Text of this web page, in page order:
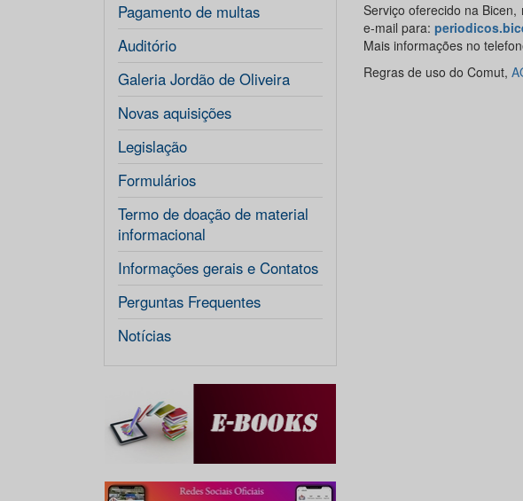
Pagamento de multas
Auditório
Galeria Jordão de Oliveira
Novas aquisições
Legislação
Formulários
Termo de doação de material
informacional
Informações gerais e Contatos
Perguntas Frequentes
Notícias
Serviço oferecido na
e-mail para:
Mais informações no
Regras de uso do Comut,